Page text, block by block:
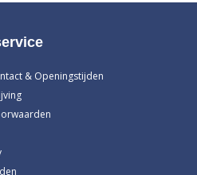
& Openingstijden